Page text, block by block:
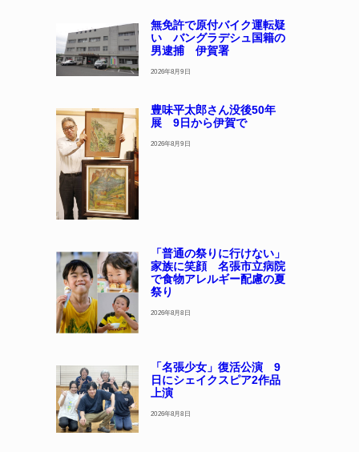
無免許で原付バイク運転疑
い バングラデシュ国籍の
男逮捕 伊賀署
2026年8月9日
豊味平太郎さん没後50年
展 9日から伊賀で
2026年8月9日
「普通の祭りに行けない」
家族に笑顔 名張市立病院
で食物アレルギー配慮の夏
祭り
2026年8月8日
「名張少女」復活公演 9
日にシェイクスピア2作品
上演
2026年8月8日